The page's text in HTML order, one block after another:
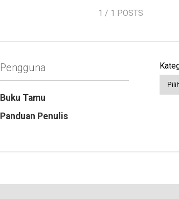
1 / 1 POSTS
Pengguna
Buku Tamu
Panduan Penulis